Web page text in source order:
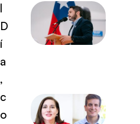
l
D
í
a
,
c
o